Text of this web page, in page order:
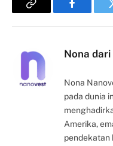
Copy
Facebook
Nona
Nona
pada dunia
Amerika,
pendekatan